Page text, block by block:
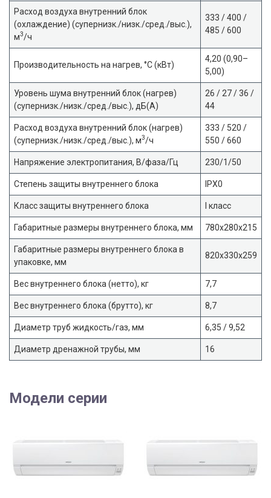
Расход воздуха внутренний блок
(охлаждение) (супернизк./низк./сред./выс.),
м3/ч
333 / 400 /
485 / 600
Производительность на нагрев, °С (кВт)
4,20 (0,90–
5,00)
Уровень шума внутренний блок (нагрев)
(супернизк./низк./сред./выс.), дБ(А)
26 / 27 / 36 /
44
Расход воздуха внутренний блок (нагрев)
(супернизк./низк./сред./выс.), м3/ч
333 / 520 /
550 / 660
Напряжение электропитания, В/фаза/Гц 230/1/50
Степень защиты внутреннего блока IPX0
Класс защиты внутреннего блока I класс
Габаритные размеры внутреннего блока, мм 780x280x215
Габаритные размеры внутреннего блока в
упаковке, мм
820x330x259
Вес внутреннего блока (нетто), кг 7,7
Вес внутреннего блока (брутто), кг 8,7
Диаметр труб жидкость/газ, мм 6,35 / 9,52
Диаметр дренажной трубы, мм 16
Модели серии